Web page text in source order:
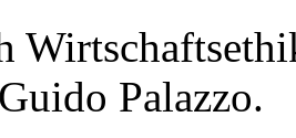
Palazzo.